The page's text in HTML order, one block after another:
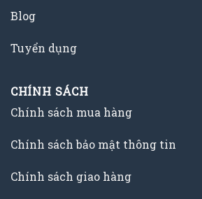
Blog
Tuyển dụng
CHÍNH SÁCH
Chính sách mua hàng
Chính sách bảo mật thông tin
Chính sách giao hàng